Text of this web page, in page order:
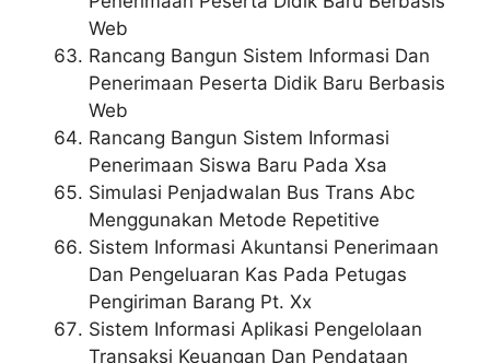
Web
Rancang Bangun Sistem Informasi Dan
Penerimaan Peserta Didik Baru Berbasis
Web
Rancang Bangun Sistem Informasi
Penerimaan Siswa Baru Pada Xsa
Simulasi Penjadwalan Bus Trans Abc
Menggunakan Metode Repetitive
Sistem Informasi Akuntansi Penerimaan
Dan Pengeluaran Kas Pada Petugas
Pengiriman Barang Pt. Xx
Sistem Informasi Aplikasi Pengelolaan
Transaksi Keuangan Dan Pendataan